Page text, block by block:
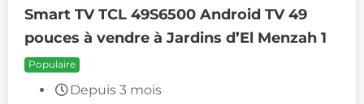
Smart TV TCL 49S6500 Android TV 49
pouces à vendre à Jardins d’El Menzah 1
Populaire
Depuis 3 mois